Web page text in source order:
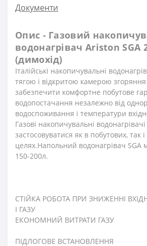
Документи
Опис - Газовий
водонагрівач Ariston SGA
(димохід)
Італійські накопичувальні
тягою і відкритою камерою згоряння
забезпечити комфортне побутове
водопостачання незалежно від
водоспоживання і температури
Газові накопичувальні
застосовуватися як в побутових, так
целях.Напольний водонагрівач SGA
150-200л.
СТІЙКА РОБОТА ПРИ ЗНИЖЕННІ
І ГАЗУ
ЕКОНОМНИЙ ВИТРАТИ ГАЗУ
ПІДЛОГОВЕ ВСТАНОВЛЕННЯ